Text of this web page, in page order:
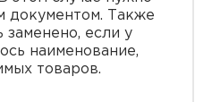
документом. Также
если у
наименование,
товаров.